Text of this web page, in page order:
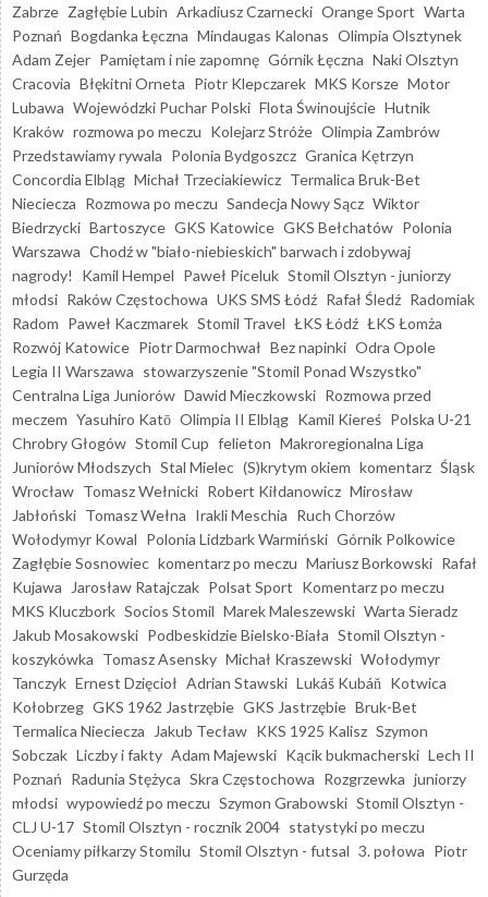
Zabrze Zagłębie Lubin Arkadiusz Czarnecki Orange Sport Warta
Poznań Bogdanka Łęczna Mindaugas Kalonas Olimpia Olsztynek
Adam Zejer Pamiętam i nie zapomnę Górnik Łęczna Naki Olsztyn
Cracovia Błękitni Orneta Piotr Klepczarek MKS Korsze Motor
Lubawa Wojewódzki Puchar Polski Flota Świnoujście Hutnik
Kraków rozmowa po meczu Kolejarz Stróże Olimpia Zambrów
Przedstawiamy rywala Polonia Bydgoszcz Granica Kętrzyn
Concordia Elbląg Michał Trzeciakiewicz Termalica Bruk-Bet
Nieciecza Rozmowa po meczu Sandecja Nowy Sącz Wiktor
Biedrzycki Bartoszyce GKS Katowice GKS Bełchatów Polonia
Warszawa Chodź w "biało-niebieskich" barwach i zdobywaj
nagrody!
Kamil Hempel Paweł Piceluk Stomil Olsztyn - juniorzy
młodsi Raków Częstochowa UKS SMS Łódź Rafał Śledź Radomiak
Radom Paweł Kaczmarek Stomil Travel ŁKS Łódź ŁKS Łomża
Rozwój Katowice Piotr Darmochwał Bez napinki Odra Opole
Legia II Warszawa stowarzyszenie "Stomil Ponad Wszystko"
Centralna Liga Juniorów Dawid Mieczkowski Rozmowa przed
meczem Yasuhiro Katō Olimpia II Elbląg Kamil Kiereś Polska U-21
Chrobry Głogów Stomil Cup felieton Makroregionalna Liga
Juniorów Młodszych Stal Mielec (S)krytym okiem komentarz Śląsk
Wrocław Tomasz Wełnicki Robert Kiłdanowicz Mirosław
Jabłoński Tomasz Wełna Irakli Meschia Ruch Chorzów
Wołodymyr Kowal Polonia Lidzbark Warmiński Górnik Polkowice
Zagłębie Sosnowiec komentarz po meczu Mariusz Borkowski Rafał
Kujawa
Jarosław Ratajczak Polsat Sport Komentarz po meczu
MKS Kluczbork Socios Stomil Marek Maleszewski Warta Sieradz
Jakub Mosakowski Podbeskidzie Bielsko-Biała Stomil Olsztyn -
koszykówka Tomasz Asensky Michał Kraszewski Wołodymyr
Tanczyk Ernest Dzięcioł Adrian Stawski Lukáš Kubáň Kotwica
Kołobrzeg GKS 1962 Jastrzębie GKS Jastrzębie Bruk-Bet
Termalica Nieciecza
Jakub Tecław KKS 1925 Kalisz Szymon
Sobczak Liczby i fakty Adam Majewski Kącik bukmacherski Lech II
Poznań Radunia Stężyca Skra Częstochowa Rozgrzewka juniorzy
młodsi wypowiedź po meczu Szymon Grabowski Stomil Olsztyn -
CLJ U-17 Stomil Olsztyn - rocznik 2004 statystyki po meczu
Oceniamy piłkarzy Stomilu Stomil Olsztyn - futsal 3. połowa Piotr
Gurzęda